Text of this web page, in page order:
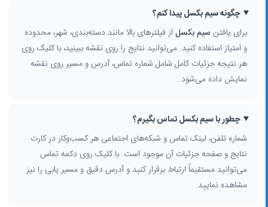
چگونه سیم بکسل پیدا کنم؟
برای یافتن سیم بکسل از فیلترهای بالا مانند دسته‌بندی، شهر، محدوده
و امتیاز استفاده کنید. می‌توانید نتایج را روی نقشه ببینید، با کلیک روی
هر نتیجه جزئیات کامل شامل شماره تماس، آدرس و مسیر روی نقشه
نمایش داده می‌شود.
چطور با سیم بکسل تماس بگیرم؟
شماره تلفن، لینک تماس و شبکه‌های اجتماعی هر کسب‌وکار در کارت
نتایج و صفحه جزئیات آن موجود است. با کلیک روی دکمه تماس
می‌توانید مستقیماً ارتباط برقرار کنید و آدرس دقیق و مسیر یابی را نیز
مشاهده نمایید.